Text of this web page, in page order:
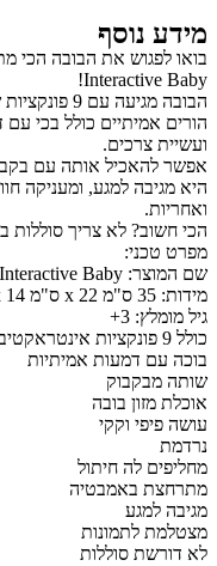
מידע נוסף
Interactive Baby!
הבובה
הורים אמיתיים כולל בכי
ועשיית צרכים.
אפשר להאכיל אותה עם
היא מגיבה למגע, ומעניקה
ואחריות.
הכי חשוב? לא צריך סוללות
מפרט טכני:
שם המוצר: Baby Born Interactive Baby
מידות: 35 ס"מ x 22 ס"מ x 14 ס"מ
גיל מומלץ: 3+
כולל 9 פונקציות אינטראקטיביות:
בוכה עם דמעות אמיתיות
שותה מבקבוק
אוכלת מזון בובה
עושה פיפי וקקי
נרדמת
מחליפים לה חיתול
מתרחצת באמבטיה
מגיבה למגע
מצטלמת לתמונות
לא דורשת סוללות